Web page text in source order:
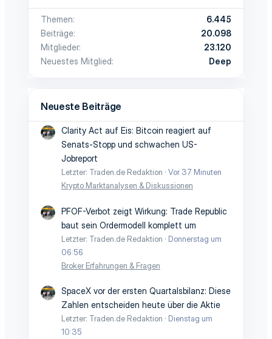
Themen
6.445
Beiträge
20.098
Mitglieder
23.120
Neuestes Mitglied
Deep
Neueste Beiträge
Clarity Act auf Eis: Bitcoin reagiert auf
Senats-Stopp und schwachen US-
Jobreport
Letzter: Traden.de Redaktion
Vor 37 Minuten
Krypto Marktanalysen & Diskussionen
PFOF-Verbot zeigt Wirkung: Trade Republic
baut sein Ordermodell komplett um
Letzter: Traden.de Redaktion
Donnerstag um
06:56
Broker Erfahrungen & Fragen
SpaceX vor der ersten Quartalsbilanz: Diese
Zahlen entscheiden heute über die Aktie
Letzter: Traden.de Redaktion
Dienstag um
10:35